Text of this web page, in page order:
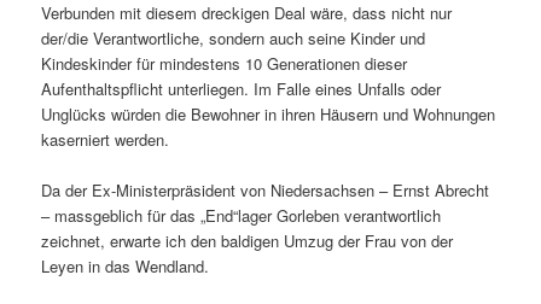
Verbunden mit diesem dreckigen Deal wäre, dass nicht nur
der/die Verantwortliche, sondern auch seine Kinder und
Kindeskinder für mindestens 10 Generationen dieser
Aufenthaltspflicht unterliegen. Im Falle eines Unfalls oder
Unglücks würden die Bewohner in ihren Häusern und Wohnungen
kaserniert werden.
Da der Ex-Ministerpräsident von Niedersachsen – Ernst Abrecht
– massgeblich für das „End“lager Gorleben verantwortlich
zeichnet, erwarte ich den baldigen Umzug der Frau von der
Leyen in das Wendland.